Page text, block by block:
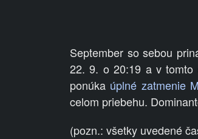
September so sebou
22. 9. o 20:19 a v
ponúka úplné zatmenie
celom priebehu.
(pozn.: všetky uvedené